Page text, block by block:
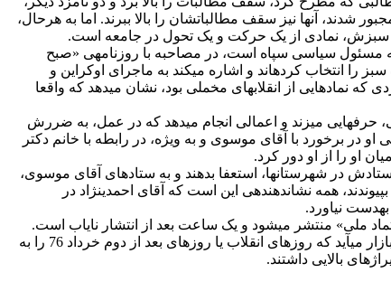
شدند، آن‏ها نیز سقف مطالباتشان را بالا ببرند. اما به هرحال،
سبزش، نمادی از یک حرکت و یک تحول در جامعه است.
مسئول سیاسی سپاه است، در مصاحبه با روزنامه‏ی «صبح
را انتخاب کرده‏اند و اشاره می‏کند به ماجرای اوکراین و
که نمادهایی از انقلاب‏های مخملی بود، نشان می‏دهد که واقعا
حرف‏هایی می‏زند و اعمالی انجام می‏دهد که در عمل‏، به ضررش
او در برخورد با آقای موسوی و به ویژه، در رابطه با خانم دکتر
او را از او دور کرد.
در شهرستان‏ها، استعفا بدهند و به ستادهای آقای موسوی،
همه نشان‏دهنده‏ی این است که آقای احمدی‏نژاد در
به‏دست نیاورد.
ملی» منتشر می‏شود و یک ساعت بعد از انتشار نایاب است.
چاپ دوم و سوم آن هم به بازار می‏آید که روزهای انقلاب یا روزهای بعد از دوم خرداد 76 را به
بالایی داشتند.